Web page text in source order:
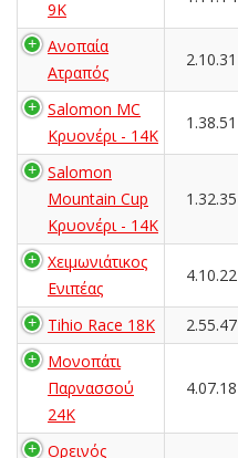
9K
Ανοπαία
Ατραπός
2.10.31
Salomon MC
Κρυονέρι - 14K
1.38.51
Salomon
Mountain Cup
Κρυονέρι - 14K
1.32.35
Χειμωνιάτικος
Ενιπέας
4.10.22
Tihio Race 18K 2.55.47
Μονοπάτι
Παρνασσού
24K
4.07.18
Ορεινός